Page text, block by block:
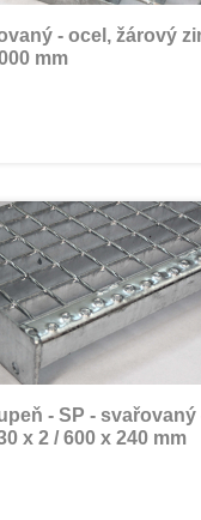
- ocel, žárový
mm
- SP - svařovaný
x 2 / 600 x 240 mm